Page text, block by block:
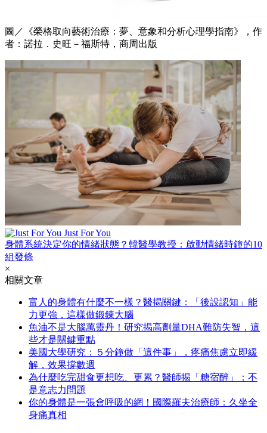
圖／《榮格取向藝術治療：夢、意象和分析心理學指南》，作
者：諾拉．史旺－福斯特，商周出版
Just For You
身體系統決定你的情緒狀態？韓醫學教授：啟動情緒時鐘的10
組發條
×
相關文章
富人的身體有什麼不一樣？醫揭關鍵：「後設認知」能
力更強，這樣做鍛鍊大腦
魚油不是大腦萬靈丹！研究揭高劑量DHA難防失智，這
些才是關鍵重點
美國大學研究：５分鐘做「這件事」，疼痛焦慮立即緩
解，效果撐數週
為什麼吃完甜食更想吃、更累？醫師揭「糖宿醉」：不
是意志力問題
你的身體是一張會呼吸的網！國際羅夫治療師：久坐全
身痛真相